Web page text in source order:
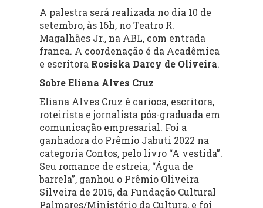
A palestra será realizada no dia 10 de
setembro, às 16h, no Teatro R.
Magalhães Jr., na ABL, com entrada
franca. A coordenação é da Acadêmica
e escritora Rosiska Darcy de Oliveira.
Sobre Eliana Alves Cruz
Eliana Alves Cruz é carioca, escritora,
roteirista e jornalista pós-graduada em
comunicação empresarial. Foi a
ganhadora do Prêmio Jabuti 2022 na
categoria Contos, pelo livro “A vestida”.
Seu romance de estreia, “Água de
barrela”, ganhou o Prêmio Oliveira
Silveira de 2015, da Fundação Cultural
Palmares/Ministério da Cultura, e foi